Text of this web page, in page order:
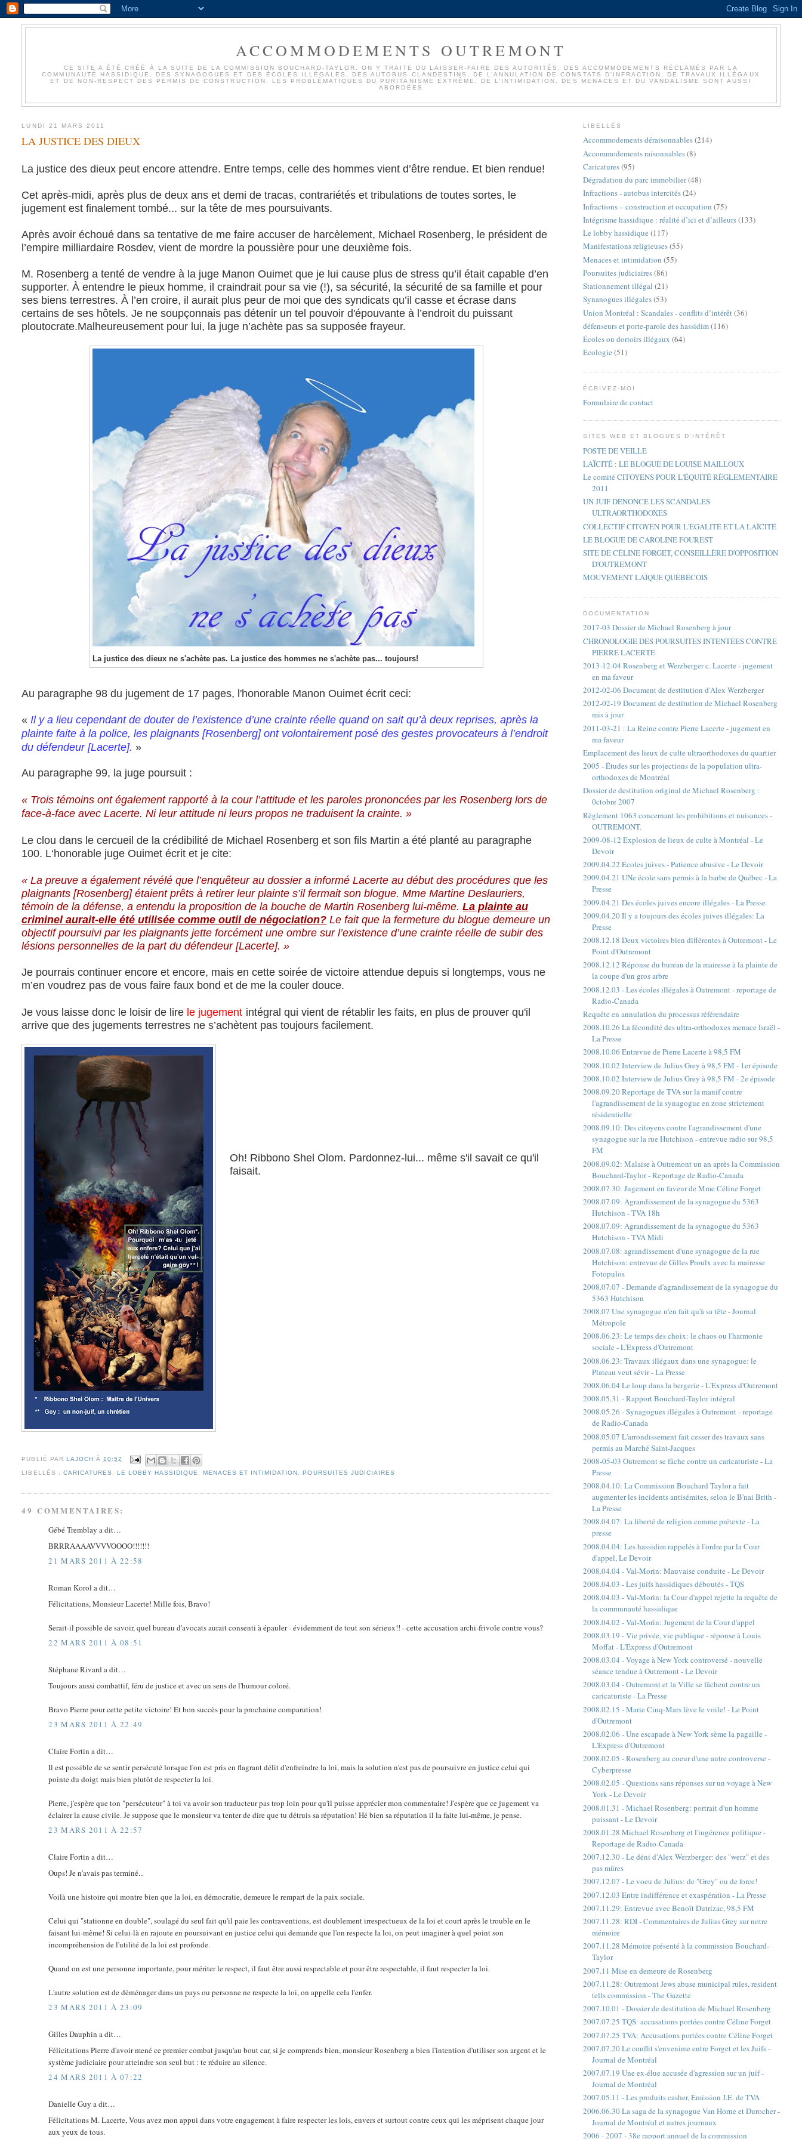
ACCOMMODEMENTS OUTREMONT
CE SITE A ÉTÉ CRÉÉ À LA SUITE DE LA COMMISSION BOUCHARD-TAYLOR. ON Y TRAITE DU LAISSER-FAIRE DES AUTORITÉS, DES ACCOMMODEMENTS RÉCLAMÉS PAR LA
COMMUNAUTÉ HASSIDIQUE, DES SYNAGOGUES ET DES ÉCOLES ILLÉGALES, DES AUTOBUS CLANDESTINS, DE L’ANNULATION DE CONSTATS D'INFRACTION, DE TRAVAUX ILLÉGAUX
ET DE NON-RESPECT DES PERMIS DE CONSTRUCTION. LES PROBLÉMATIQUES DU PURITANISME EXTRÊME, DE L’INTIMIDATION, DES MENACES ET DU VANDALISME SONT AUSSI
ABORDÉES
LUNDI 21 MARS 2011
LA JUSTICE DES DIEUX
La justice des dieux peut encore attendre. Entre temps, celle des hommes vient d’être rendue. Et bien rendue!
Cet après-midi, après plus de deux ans et demi de tracas, contrariétés et tribulations de toutes sortes, le
jugement est finalement tombé... sur la tête de mes poursuivants.
Après avoir échoué dans sa tentative de me faire accuser de harcèlement, Michael Rosenberg, le président de
l’empire milliardaire Rosdev, vient de mordre la poussière pour une deuxième fois.
M. Rosenberg a tenté de vendre à la juge Manon Ouimet que je lui cause plus de stress qu’il était capable d’en
supporter. À entendre le pieux homme, il craindrait pour sa vie (!), sa sécurité, la sécurité de sa famille et pour
ses biens terrestres. À l’en croire, il aurait plus peur de moi que des syndicats qu’il casse et écrase dans
certains de ses hôtels. Je ne soupçonnais pas détenir un tel pouvoir d'épouvante à l’endroit du puissant
ploutocrate.Malheureusement pour lui, la juge n’achète pas sa supposée frayeur.
La justice des dieux ne s'achète pas. La justice des hommes ne s'achète pas... toujours!
Au paragraphe 98 du jugement de 17 pages, l'honorable Manon Ouimet écrit ceci:
« Il y a lieu cependant de douter de l’existence d’une crainte réelle quand on sait qu’à deux reprises, après la
plainte faite à la police, les plaignants [Rosenberg] ont volontairement posé des gestes provocateurs à l’endroit
du défendeur [Lacerte]. »
Au paragraphe 99, la juge poursuit :
« Trois témoins ont également rapporté à la cour l’attitude et les paroles prononcées par les Rosenberg lors de
face-à-face avec Lacerte. Ni leur attitude ni leurs propos ne traduisent la crainte. »
Le clou dans le cercueil de la crédibilité de Michael Rosenberg et son fils Martin a été planté au paragraphe
100. L‘honorable juge Ouimet écrit et je cite:
« La preuve a également révélé que l’enquêteur au dossier a informé Lacerte au début des procédures que les
plaignants [Rosenberg] étaient prêts à retirer leur plainte s’il fermait son blogue. Mme Martine Deslauriers,
témoin de la défense, a entendu la proposition de la bouche de Martin Rosenberg lui-même.La plainte au
criminel aurait-elle été utilisée comme outil de négociation? Le fait que la fermeture du blogue demeure un
objectif poursuivi par les plaignants jette forcément une ombre sur l’existence d’une crainte réelle de subir des
lésions personnelles de la part du défendeur [Lacerte]. »
Je pourrais continuer encore et encore, mais en cette soirée de victoire attendue depuis si longtemps, vous ne
m’en voudrez pas de vous faire faux bond et de me la couler douce.
Je vous laisse donc le loisir de lire le jugement intégral qui vient de rétablir les faits, en plus de prouver qu'il
arrive que des jugements terrestres ne s’achètent pas toujours facilement.
Oh! Ribbono Shel Olom. Pardonnez-lui... même s'il savait ce qu'il
faisait.
PUBLIÉ PAR LAJOCH À 10:52
LIBELLÉS : CARICATURES LE LOBBY HASSIDIQUE ,MENACES ET INTIMIDATION ,POURSUITES JUDICIAIRES
49 COMMENTAIRES:
Gébé Tremblay a dit…
BRRRAAAAVVVVOOOO!!!!!!!
21 MARS 2011 À 22:58
Roman Korol a dit…
Félicitations, Monsieur Lacerte! Mille fois, Bravo!
Serait-il possible de savoir, quel bureau d'avocats aurait consenti à épauler - évidemment de tout son sérieux!! - cette accusation archi-frivole contre vous?
22 MARS 2011 À 08:51
Stéphane Rivard a dit…
Toujours aussi combattif, féru de justice et avec un sens de l'humour coloré.
Bravo Pierre pour cette petite victoire! Et bon succès pour la prochaine comparution!
23 MARS 2011 À 22:49
Claire Fortin a dit…
Il est possible de se sentir persécuté lorsque l'on est pris en flagrant délit d'enfreindre la loi, mais la solution n'est pas de poursuivre en justice celui qui
pointe du doigt mais bien plutôt de respecter la loi.
Pierre, j'espère que ton "persécuteur" à toi va avoir son traducteur pas trop loin pour qu'il puisse apprécier mon commentaire! J'espère que ce jugement va
éclairer la cause civile. Je suppose que le monsieur va tenter de dire que tu détruis sa réputation! Hé bien sa réputation il la faite lui-même, je pense.
23 MARS 2011 À 22:57
Claire Fortin a dit…
Oups! Je n'avais pas terminé...
Voilà une histoire qui montre bien que la loi, en démocratie, demeure le rempart de la paix sociale.
Celui qui "stationne en double", soulagé du seul fait qu'il paie les contraventions, est doublement irrespectueux de la loi et court après le trouble en le
faisant lui-même! Si celui-là en rajoute en poursuivant en justice celui qui demande que l'on respecte la loi, on peut imaginer à quel point son
incompréhension de l'utilité de la loi est profonde.
Quand on est une personne importante, pour mériter le respect, il faut être aussi respectable et pour être respectable, il faut respecter la loi.
L'autre solution est de déménager dans un pays ou personne ne respecte la loi, on appelle cela l'enfer.
23 MARS 2011 À 23:09
Gilles Dauphin a dit…
Félicitations Pierre d'avoir mené ce premier combat jusqu'au bout car, si je comprends bien, monsieur Rosenberg a bien l'intention d'utiliser son argent et le
système judiciaire pour atteindre son seul but : te réduire au silence.
24 MARS 2011 À 07:22
Danielle Guy a dit…
Félicitations M. Lacerte, Vous avez mon appui dans votre engagement à faire respecter les lois, envers et surtout contre ceux qui les méprisent chaque jour
aux yeux de tous.
LIBELLÉS
Accommodements déraisonnables(214)
Accommodements raisonnables(8)
Caricatures(95)
Dégradation du parc immobilier(48)
Infractions - autobus intercités(24)
Infractions – construction et occupation (75)
Intégrisme hassidique : réalité d’ici et d’ailleurs(133)
Le lobby hassidique (117)
Manifestations religieuses(55)
Menaces et intimidation (55)
Poursuites judiciaires(86)
Stationnement illégal (21)
Synanogues illégales(53)
Union Montréal : Scandales - conflits d’intérêt (36)
défenseurs et porte-parole des hassidim(116)
Écoles ou dortoirs illégaux (64)
Écologie (51)
ÉCRIVEZ-MOI
Formulaire de contact
SITES WEB ET BLOGUES D'INTÉRÊT
POSTE DE VEILLE
LAÏCITÉ : LE BLOGUE DE LOUISE MAILLOUX
Le comité CITOYENS POUR L'ÉQUITÉ RÈGLEMENTAIRE
2011
UN JUIF DÉNONCE LES SCANDALES
ULTRAORTHODOXES
COLLECTIF CITOYEN POUR L'ÉGALITÉ ET LA LAÏCITÉ
LE BLOGUE DE CAROLINE FOUREST
SITE DE CÉLINE FORGET, CONSEILLÈRE D'OPPOSITION
D'OUTREMONT
MOUVEMENT LAÏQUE QUÉBÉCOIS
DOCUMENTATION
2017-03 Dossier de Michael Rosenberg à jour
CHRONOLOGIE DES POURSUITES INTENTÉES CONTRE
PIERRE LACERTE
2013-12-04 Rosenberg et Werzberger c. Lacerte - jugement
en ma faveur
2012-02-06 Document de destitution d'Alex Werzberger
2012-02-19 Document de destitution de Michael Rosenberg
mis à jour
2011-03-21 : La Reine contre Pierre Lacerte - jugement en
ma faveur
Emplacement des lieux de culte ultraorthodoxes du quartier
2005 - Études sur les projections de la population ultra-
orthodoxes de Montréal
Dossier de destitution original de Michael Rosenberg :
0ctobre 2007
Règlement 1063 concernant les prohibitions et nuisances -
OUTREMONT.
2009-08-12 Explosion de lieux de culte à Montréal - Le
Devoir
2009.04.22 Écoles juives - Patience abusive - Le Devoir
2009.04.21 UNe école sans permis à la barbe de Québec - La
Presse
2009.04.21 Des écoles juives encore illégales - La Presse
2009.04.20 Il y a toujours des écoles juives illégales: La
Presse
2008.12.18 Deux victoires bien différentes à Outremont - Le
Point d'Outremont
2008.12.12 Réponse du bureau de la mairesse à la plainte de
la coupe d'un gros arbre
2008.12.03 - Les écoles illégales à Outremont - reportage de
Radio-Canada
Requête en annulation du processus référendaire
2008.10.26 La fécondité des ultra-orthodoxes menace Israël -
La Presse
2008.10.06 Entrevue de Pierre Lacerte à 98,5 FM
2008.10.02 Interview de Julius Grey à 98,5 FM - 1er épisode
2008.10.02 Interview de Julius Grey à 98,5 FM - 2e épisode
2008.09.20 Reportage de TVA sur la manif contre
l'agrandissement de la synagogue en zone strictement
résidentielle
2008.09.10: Des citoyens contre l'agrandissement d'une
synagogue sur la rue Hutchison - entrevue radio sur 98,5
FM
2008.09.02: Malaise à Outremont un an après la Commission
Bouchard-Taylor - Reportage de Radio-Canada
2008.07.30: Jugement en faveur de Mme Céline Forget
2008.07.09: Agrandissement de la synagogue du 5363
Hutchison - TVA 18h
2008.07.09: Agrandissement de la synagogue du 5363
Hutchison - TVA Midi
2008.07.08: agrandissement d'une synagogue de la rue
Hutchison: entrevue de Gilles Proulx avec la mairesse
Fotopulos
2008.07.07 - Demande d'agrandissement de la synagogue du
5363 Hutchison
2008.07 Une synagogue n'en fait qu'à sa tête - Journal
Métropole
2008.06.23: Le temps des choix: le chaos ou l'harmonie
sociale - L'Express d'Outremont
2008.06.23: Travaux illégaux dans une synagogue: le
Plateau veut sévir - La Presse
2008.06.04 Le loup dans la bergerie - L'Express d'Outremont
2008.05.31 - Rapport Bouchard-Taylor intégral
2008.05.26 - Synagogues illégales à Outremont - reportage
de Radio-Canada
2008.05.07 L'arrondissement fait cesser des travaux sans
permis au Marché Saint-Jacques
2008-05-03 Outremont se fâche contre un caricaturiste - La
Presse
2008.04.10: La Commission Bouchard Taylor a fait
augmenter les incidents antisémites, selon le B'nai Brith -
La Presse
2008.04.07: La liberté de religion comme prétexte - La
presse
2008.04.04: Les hassidim rappelés à l'ordre par la Cour
d'appel, Le Devoir
2008.04.04 - Val-Morin: Mauvaise conduite - Le Devoir
2008.04.03 - Les juifs hassidiques déboutés - TQS
2008.04.03 - Val-Morin: la Cour d'appel rejette la requête de
la communauté hassidique
2008.04.02 - Val-Morin: Jugement de la Cour d'appel
2008.03.19 - Vie privée, vie publique - réponse à Louis
Moffat - L'Express d'Outremont
2008.03.04 - Voyage à New York controversé - nouvelle
séance tendue à Outremont - Le Devoir
2008.03.04 - Outremont et la Ville se fâchent contre un
caricaturiste - La Presse
2008.02.15 - Marie Cinq-Mars lève le voile! - Le Point
d'Outremont
2008.02.06 - Une escapade à New York sème la pagaille -
L'Express d'Outremont
2008.02.05 - Rosenberg au coeur d'une autre controverse -
Cyberpresse
2008.02.05 - Questions sans réponses sur un voyage à New
York - Le Devoir
2008.01.31 - Michael Rosenberg: portrait d'un homme
puissant - Le Devoir
2008.01.28 Michael Rosenberg et l'ingérence politique -
Reportage de Radio-Canada
2007.12.30 - Le déni d'Alex Werzberger: des "werz" et des
pas mûres
2007.12.07 - Le voeu de Julius: de "Grey" ou de force!
2007.12.03 Entre indifférence et exaspération - La Presse
2007.11.29: Entrevue avec Benoît Dutrizac, 98,5 FM
2007.11.28: RDI - Commentaires de Julius Grey sur notre
mémoire
2007.11.28 Mémoire présenté à la commission Bouchard-
Taylor
2007.11 Mise en demeure de Rosenberg
2007.11.28: Outremont Jews abuse municipal rules, resident
tells commission - The Gazette
2007.10.01 - Dossier de destitution de Michael Rosenberg
2007.07.25 TQS: accusations portées contre Céline Forget
2007.07.25 TVA: Accusations portées contre Céline Forget
2007.07.20 Le conflit s'envenime entre Forget et les Juifs -
Journal de Montréal
2007.07.19 Une ex-élue accusée d'agression sur un juif -
Journal de Montréal
2007.05.11 - Les produits casher, Émission J.E. de TVA
2006.06.30 La saga de la synagogue Van Horne et Durocher -
Journal de Montréal et autres journaux
2006 - 2007 - 38e rapport annuel de la commission